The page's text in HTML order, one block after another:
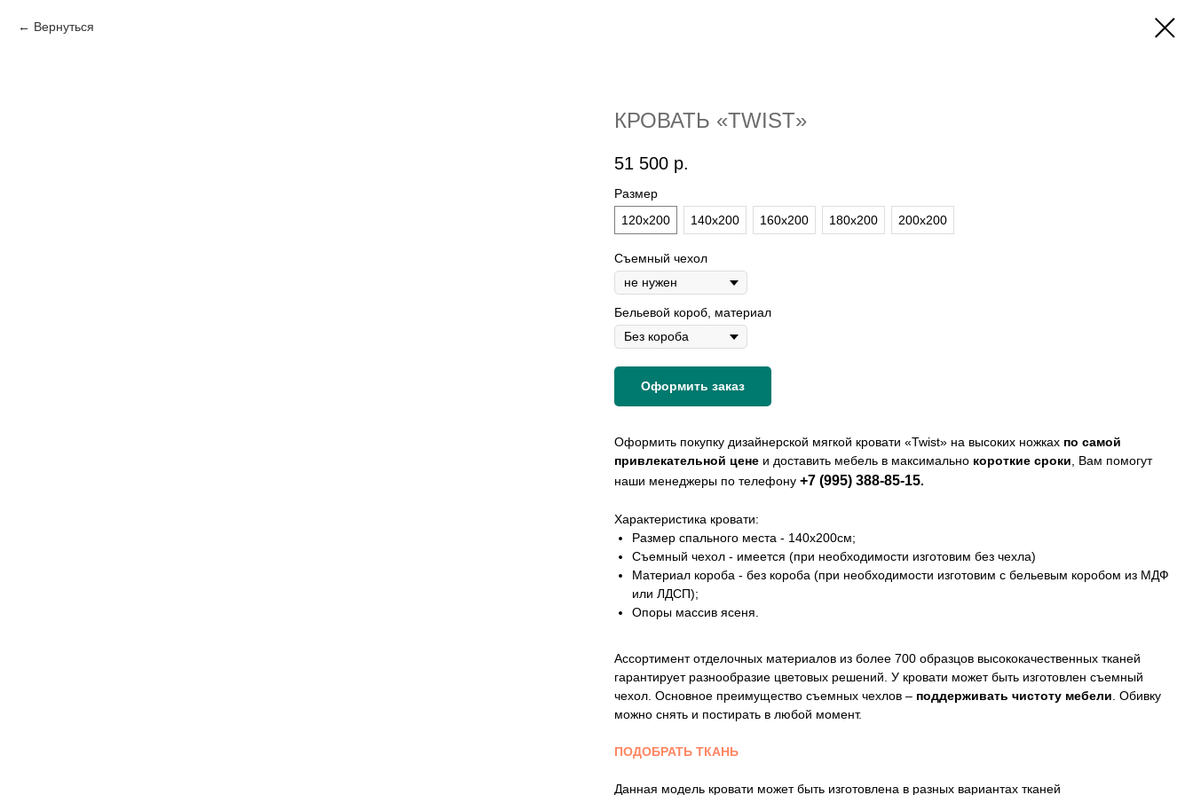
Вернуться
КРОВАТЬ «TWIST»
51 500 р.
Размер
120х200
140х200 160х200 180х200 200х200
Съемный чехол
Бельевой короб, материал
Оформить заказ
Оформить покупку дизайнерской мягкой кровати «Twist» на высоких ножках по самой
привлекательной цене и доставить мебель в максимально короткие сроки, Вам помогут
наши менеджеры по телефону +7 (995) 388-85-15.
Характеристика кровати:
Размер спального места - 140х200см;
Съемный чехол - имеется (при необходимости изготовим без чехла)
Материал короба - без короба (при необходимости изготовим с бельевым коробом из МДФ
или ЛДСП);
Опоры массив ясеня.
Ассортимент отделочных материалов из более 700 образцов высококачественных тканей
гарантирует разнообразие цветовых решений. У кровати может быть изготовлен съемный
чехол. Основное преимущество съемных чехлов – поддерживать чистоту мебели. Обивку
можно снять и постирать в любой момент.
ПОДОБРАТЬ ТКАНЬ
Данная модель кровати может быть изготовлена в разных вариантах тканей